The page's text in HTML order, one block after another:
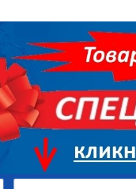
ПОВОРОТНЫЙ
Д.102*86
Г.КАЗАНЬ
668,20 Р
В КОРЗИНУ